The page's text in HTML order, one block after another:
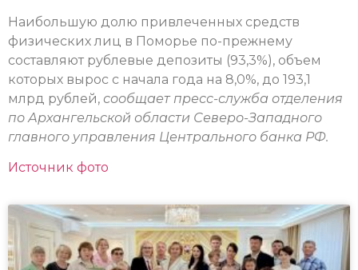
Наибольшую долю привлеченных средств
физических лиц в Поморье по-прежнему
составляют рублевые депозиты (93,3%), объем
которых вырос с начала года на 8,0%, до 193,1
млрд рублей, сообщает пресс-служба отделения
по Архангельской области Северо-Западного
главного управления Центрального банка РФ.
Источник фото